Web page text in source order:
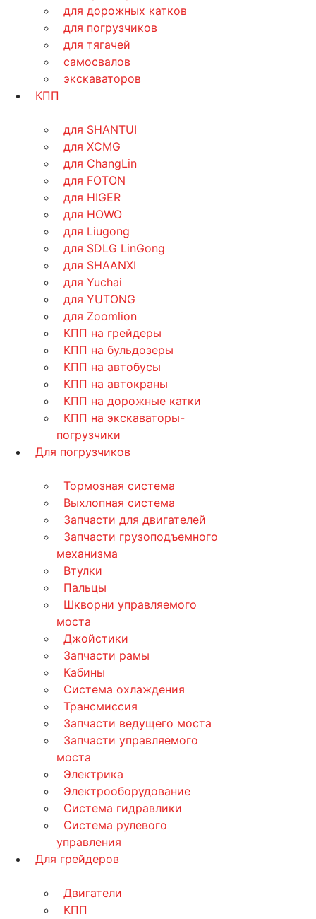
для дорожных катков
для погрузчиков
для тягачей
самосвалов
экскаваторов
КПП
для SHANTUI
для XCMG
для ChangLin
для FOTON
для HIGER
для HOWO
для Liugong
для SDLG LinGong
для SHAANXI
для Yuchai
для YUTONG
для Zoomlion
КПП на грейдеры
КПП на бульдозеры
КПП на автобусы
КПП на автокраны
КПП на дорожные катки
КПП на экскаваторы-
погрузчики
Для погрузчиков
Тормозная система
Выхлопная система
Запчасти для двигателей
Запчасти грузоподъемного
механизма
Втулки
Пальцы
Шкворни управляемого
моста
Джойстики
Запчасти рамы
Кабины
Система охлаждения
Трансмиссия
Запчасти ведущего моста
Запчасти управляемого
моста
Электрика
Электрооборудование
Система гидравлики
Система рулевого
управления
Для грейдеров
Двигатели
КПП